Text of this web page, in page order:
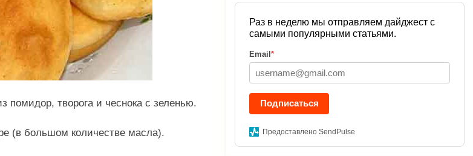
помидор, творога и чеснока с зеленью.
(в большом количестве масла).
Раз в неделю мы отправляем дайджест с
самыми популярными статьями.
Email *
Подписаться
Предоставлено SendPulse